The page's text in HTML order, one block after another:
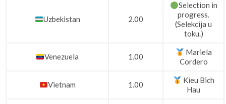
Uzbekistan 2.00
Selection in
progress.
(Selekcija u
toku.)
Venezuela 1.00
Mariela
Cordero
Vietnam 1.00
Kieu Bich
Hau